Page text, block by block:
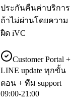
ประกันคืนค่าบริการ
ถ้าไม่ผ่านโดยความ
ผิด iVC
Customer Portal +
LINE update ทุกขั้น
ตอน + ทีม support
09:00-21:00